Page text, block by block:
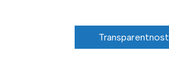
Transparentnost